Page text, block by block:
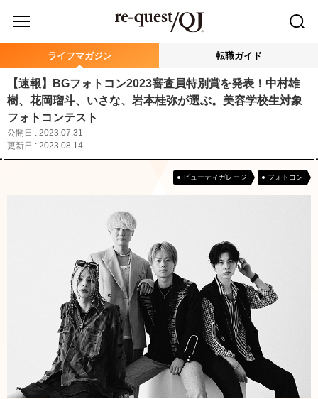
ライフマガジン 転職ガイド
【速報】BGフォトコン2023審査員特別賞を発表！中村雄
樹、花岡瑠斗、いさな、岩本桂弥が選ぶ。美容学校生対象
フォトコンテスト
公開日 : 2023.07.31
更新日 : 2023.08.14
ビューティガレージ フォトコン